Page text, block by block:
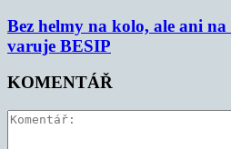
Bez helmy na kolo, ale ani na
varuje BESIP
KOMENTÁŘ